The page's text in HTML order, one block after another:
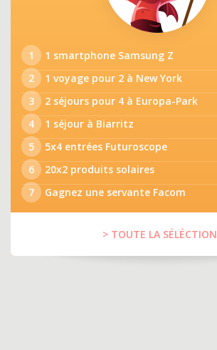
1
1 smartphone Samsung Z
2
1 voyage pour 2 à New York
3
2 séjours pour 4 à Europa-Park
4
1 séjour à Biarritz
5
5x4 entrées Futuroscope
6
20x2 produits solaires
7
Gagnez une servante Facom
> TOUTE LA SÉLÉCTION